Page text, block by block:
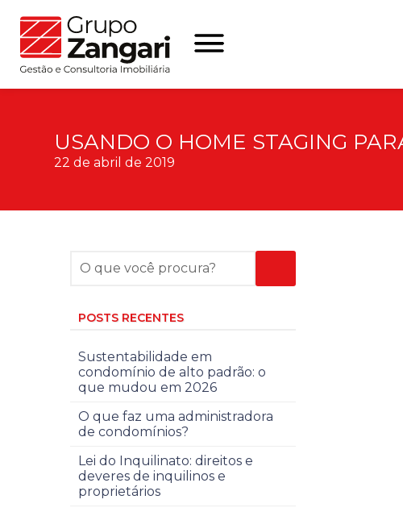
USANDO O HOME STAGING
22 de abril de 2019
POSTS RECENTES
Sustentabilidade em
condomínio de alto padrão: o
que mudou em 2026
O que faz uma administradora
de condomínios?
Lei do Inquilinato: direitos e
deveres de inquilinos e
proprietários